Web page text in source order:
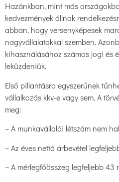
Hazánkban, mint más
kedvezmények állnak
abban, hogy versenyképesek
nagyvállalatokkal szemben.
kihasználásához számos jogi és
leküzdeniük.
Első pillantásra egyszerűnek
vállalkozás kkv-e vagy sem. A
meg:
– A munkavállalói létszám nem
– Az éves nettó árbevétel
– A mérlegfőösszeg legfeljebb 43